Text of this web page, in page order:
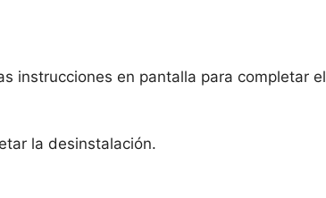
instrucciones en pantalla para completar el
la desinstalación.